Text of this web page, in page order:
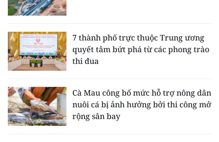
7 thành phố trực thuộc Trung ương
quyết tâm bứt phá từ các phong trào
thi đua
Cà Mau công bố mức hỗ trợ nông dân
nuôi cá bị ảnh hưởng bởi thi công mở
rộng sân bay